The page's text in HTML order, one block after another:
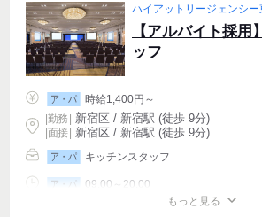
ハイアットリージェンシー
【アルバイト採用
ッフ
ア・パ
時給1,400円～
|勤務 新宿区 / 新宿駅 (徒歩 9分)
| 面接 | 新宿区 / 新宿駅 (徒歩 9分)
ア・パ キッチンスタッフ
ア・パ 09:00～20:00
もっと見る